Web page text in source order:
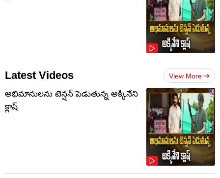
Latest Videos View More
అభిమానులను టెన్షన్‌ పెడుతున్న అక్కినేని
క్లాష్‌